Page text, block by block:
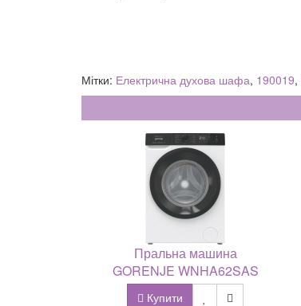
Мітки: Електрична духова шафа, 190019,
Пральна машина
GORENJE WNHA62SAS
Купити